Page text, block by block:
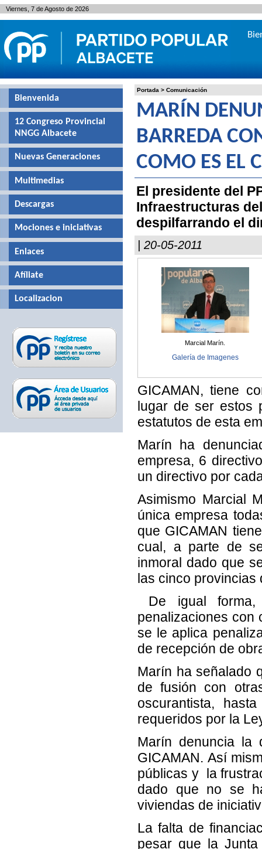
Portada > Comunicación
MARÍN
BARREDA
COMO ES EL
El presidente del
Infraestructuras
despilfarrando el
| 20-05-2011
Marcial Marín.
Galería de Imagenes
GICAMAN, tiene
lugar de ser estos
estatutos de esta
Marín ha
empresa, 6
un directivo por
Asimismo Marcial
única empresa
que GICAMAN
cual, a parte de
inmoral dado que
las cinco provincias
De igual forma,
penalizaciones con
se le aplica
de recepción de
Marín ha señalado
de fusión con
oscurantista,
requeridos por la
Marín denuncia la
GICAMAN. Así
públicas y la
dado que no se
viviendas de
La falta de
pesar que la
Bienvenida
12 Congreso Provincial
NNGG Albacete
Nuevas Generaciones
Multimedias
Descargas
Mociones e iniciativas
Enlaces
Afíliate
Localizacion
Viernes, 7 de Agosto de 2026